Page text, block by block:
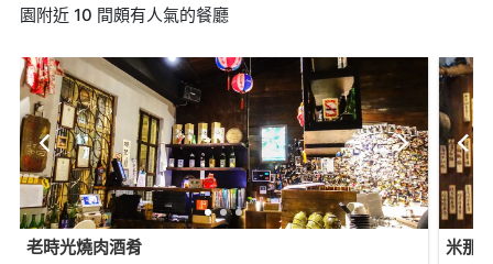
園附近 10 間頗有人氣的餐廳
老時光燒肉酒肴 米那